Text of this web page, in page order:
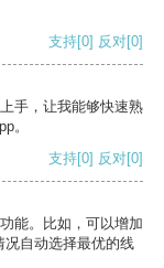
支持[0] 反对[0]
手，让我能够快速熟
。
支持[0] 反对[0]
能。比如，可以增加
况自动选择最优的线